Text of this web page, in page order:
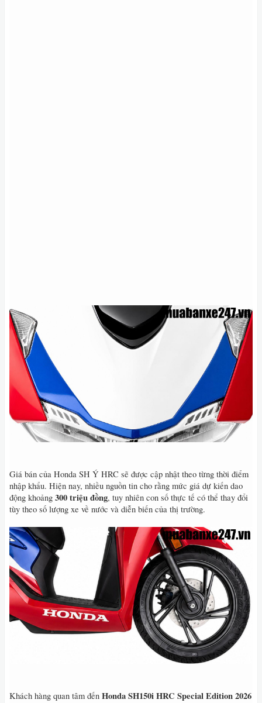
Giá bán của Honda SH Ý HRC sẽ được cập nhật theo từng thời điểm
nhập khẩu. Hiện nay, nhiều nguồn tin cho rằng mức giá dự kiến dao
động khoảng 300 triệu đồng, tuy nhiên con số thực tế có thể thay đổi
tùy theo số lượng xe về nước và diễn biến của thị trường.
Khách hàng quan tâm đến Honda SH150i HRC Special Edition 2026